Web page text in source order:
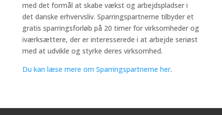
med det formål at skabe vækst og arbejdspladser i
det danske erhvervsliv. Sparringspartnerne tilbyder et
gratis sparringsforløb på 20 timer for virksomheder og
iværksættere, der er interesserede i at arbejde seriøst
med at udvikle og styrke deres virksomhed.
Du kan læse mere om Sparringspartnerne her.